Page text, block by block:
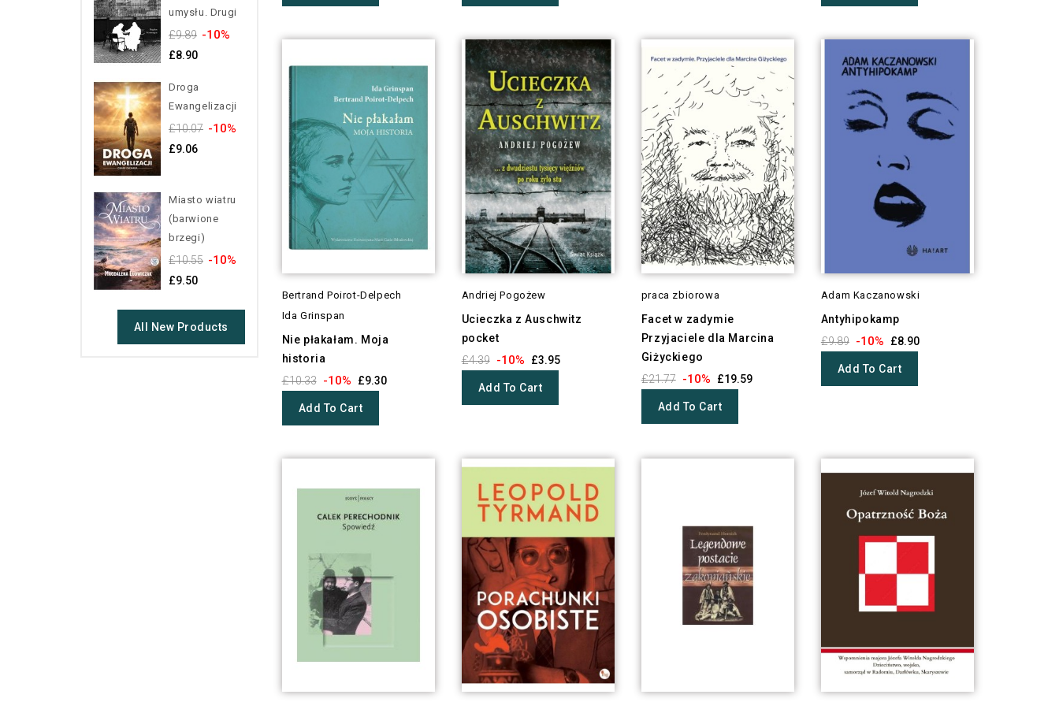
umysłu. Drugi
£9.89 -10%
£8.90
Droga
Ewangelizacji
£10.07 -10%
£9.06
Miasto wiatru
(barwione
brzegi)
£10.55 -10%
£9.50
All New Products
Bertrand Poirot-Delpech
Ida Grinspan
Nie płakałam. Moja
historia
£10.33 -10% £9.30
Add To Cart
Andriej Pogożew
Ucieczka z Auschwitz
pocket
£4.39 -10% £3.95
Add To Cart
praca zbiorowa
Facet w zadymie
Przyjaciele dla Marcina
Giżyckiego
£21.77 -10% £19.59
Add To Cart
Adam Kaczanowski
Antyhipokamp
£9.89 -10% £8.90
Add To Cart